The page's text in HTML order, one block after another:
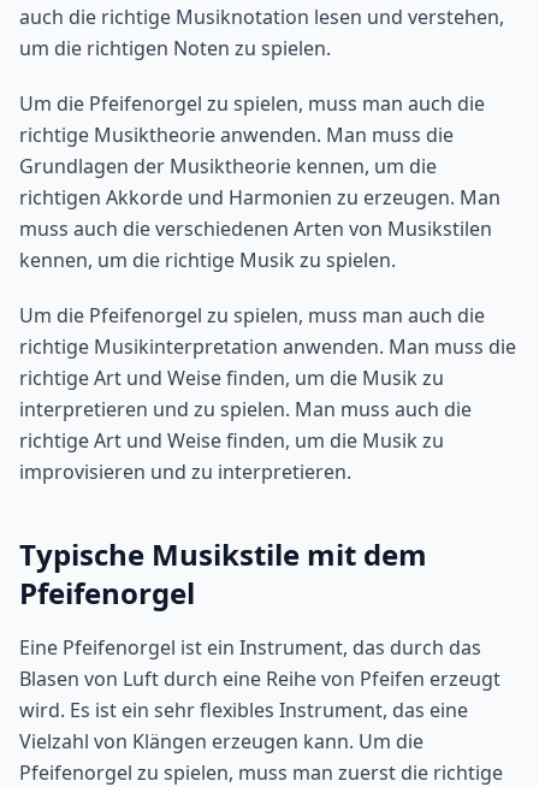
auch die richtige Musiknotation lesen und verstehen,
um die richtigen Noten zu spielen.
Um die Pfeifenorgel zu spielen, muss man auch die
richtige Musiktheorie anwenden. Man muss die
Grundlagen der Musiktheorie kennen, um die
richtigen Akkorde und Harmonien zu erzeugen. Man
muss auch die verschiedenen Arten von Musikstilen
kennen, um die richtige Musik zu spielen.
Um die Pfeifenorgel zu spielen, muss man auch die
richtige Musikinterpretation anwenden. Man muss die
richtige Art und Weise finden, um die Musik zu
interpretieren und zu spielen. Man muss auch die
richtige Art und Weise finden, um die Musik zu
improvisieren und zu interpretieren.
Typische Musikstile mit dem
Pfeifenorgel
Eine Pfeifenorgel ist ein Instrument, das durch das
Blasen von Luft durch eine Reihe von Pfeifen erzeugt
wird. Es ist ein sehr flexibles Instrument, das eine
Vielzahl von Klängen erzeugen kann. Um die
Pfeifenorgel zu spielen, muss man zuerst die richtige